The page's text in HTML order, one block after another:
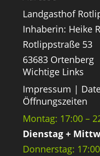
Landgasthof
Inhaberin: Heike
Rotlippstraße 53
63683 Ortenberg
Wichtige Links
Impressum |
Öffnungszeiten
Montag: 17:00 –
Dienstag +
Donnerstag: